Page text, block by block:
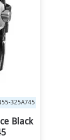
325B746
Blue